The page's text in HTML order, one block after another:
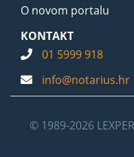
O novom portalu
KONTAKT
01 5999 918
info@notarius.hr
© 1989-2026